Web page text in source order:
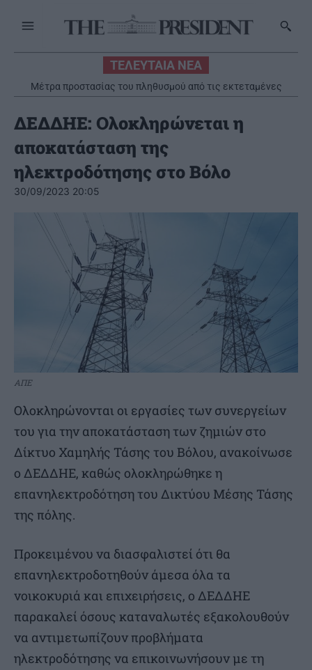
ΤΕΛΕΥΤΑΙΑ ΝΕΑ
Μέτρα προστασίας του πληθυσμού από τις εκτεταμένες
πυρκαγιές
ΔΕΔΔΗΕ: Ολοκληρώνεται η
αποκατάσταση της
ηλεκτροδότησης στο Βόλο
30/09/2023 20:05
ΑΠΕ
Ολοκληρώνονται οι εργασίες των συνεργείων
του για την αποκατάσταση των ζημιών στο
Δίκτυο Χαμηλής Τάσης του Βόλου, ανακοίνωσε
ο ΔΕΔΔΗΕ, καθώς ολοκληρώθηκε η
επανηλεκτροδότηση του Δικτύου Μέσης Τάσης
της πόλης.
Προκειμένου να διασφαλιστεί ότι θα
επανηλεκτροδοτηθούν άμεσα όλα τα
νοικοκυριά και επιχειρήσεις, ο ΔΕΔΔΗΕ
παρακαλεί όσους καταναλωτές εξακολουθούν
να αντιμετωπίζουν προβλήματα
ηλεκτροδότησης να επικοινωνήσουν με τη